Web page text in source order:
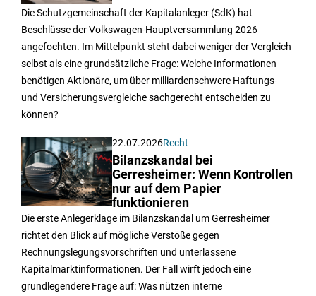
Die Schutzgemeinschaft der Kapitalanleger (SdK) hat
Beschlüsse der Volkswagen-Hauptversammlung 2026
angefochten. Im Mittelpunkt steht dabei weniger der Vergleich
selbst als eine grundsätzliche Frage: Welche Informationen
benötigen Aktionäre, um über milliardenschwere Haftungs-
und Versicherungsvergleiche sachgerecht entscheiden zu
können?
22.07.2026Recht
Bilanzskandal bei
Gerresheimer: Wenn Kontrollen
nur auf dem Papier
funktionieren
Die erste Anlegerklage im Bilanzskandal um Gerresheimer
richtet den Blick auf mögliche Verstöße gegen
Rechnungslegungsvorschriften und unterlassene
Kapitalmarktinformationen. Der Fall wirft jedoch eine
grundlegendere Frage auf: Was nützen interne